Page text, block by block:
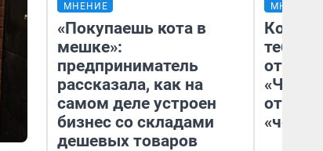
МНЕНИЕ
«Покупаешь кота в
мешке»:
предприниматель
рассказала, как на
самом деле устроен
бизнес со складами
дешевых товаров
МНЕНИЕ
тебя
отзыв